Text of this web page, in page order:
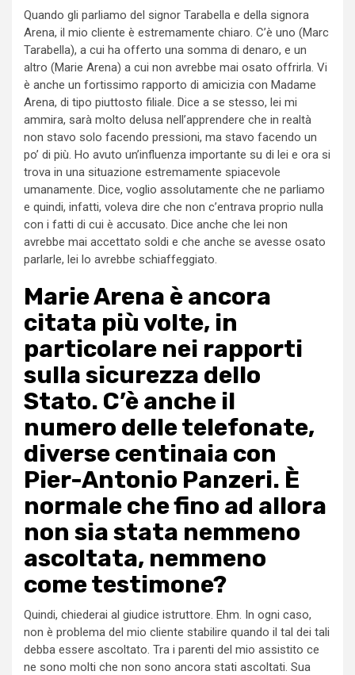
Quando gli parliamo del signor Tarabella e della signora
Arena, il mio cliente è estremamente chiaro. C’è uno (Marc
Tarabella), a cui ha offerto una somma di denaro, e un
altro (Marie Arena) a cui non avrebbe mai osato offrirla. Vi
è anche un fortissimo rapporto di amicizia con Madame
Arena, di tipo piuttosto filiale. Dice a se stesso, lei mi
ammira, sarà molto delusa nell’apprendere che in realtà
non stavo solo facendo pressioni, ma stavo facendo un
po’ di più. Ho avuto un’influenza importante su di lei e ora si
trova in una situazione estremamente spiacevole
umanamente. Dice, voglio assolutamente che ne parliamo
e quindi, infatti, voleva dire che non c’entrava proprio nulla
con i fatti di cui è accusato. Dice anche che lei non
avrebbe mai accettato soldi e che anche se avesse osato
parlarle, lei lo avrebbe schiaffeggiato.
Marie Arena è ancora
citata più volte, in
particolare nei rapporti
sulla sicurezza dello
Stato. C’è anche il
numero delle telefonate,
diverse centinaia con
Pier-Antonio Panzeri. È
normale che fino ad allora
non sia stata nemmeno
ascoltata, nemmeno
come testimone?
Quindi, chiederai al giudice istruttore. Ehm. In ogni caso,
non è problema del mio cliente stabilire quando il tal dei tali
debba essere ascoltato. Tra i parenti del mio assistito ce
ne sono molti che non sono ancora stati ascoltati. Sua